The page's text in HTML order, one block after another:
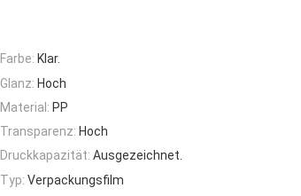
Farbe: Klar.
Glanz: Hoch
Material: PP
Transparenz: Hoch
Druckkapazität: Ausgezeichnet.
Typ: Verpackungsfilm